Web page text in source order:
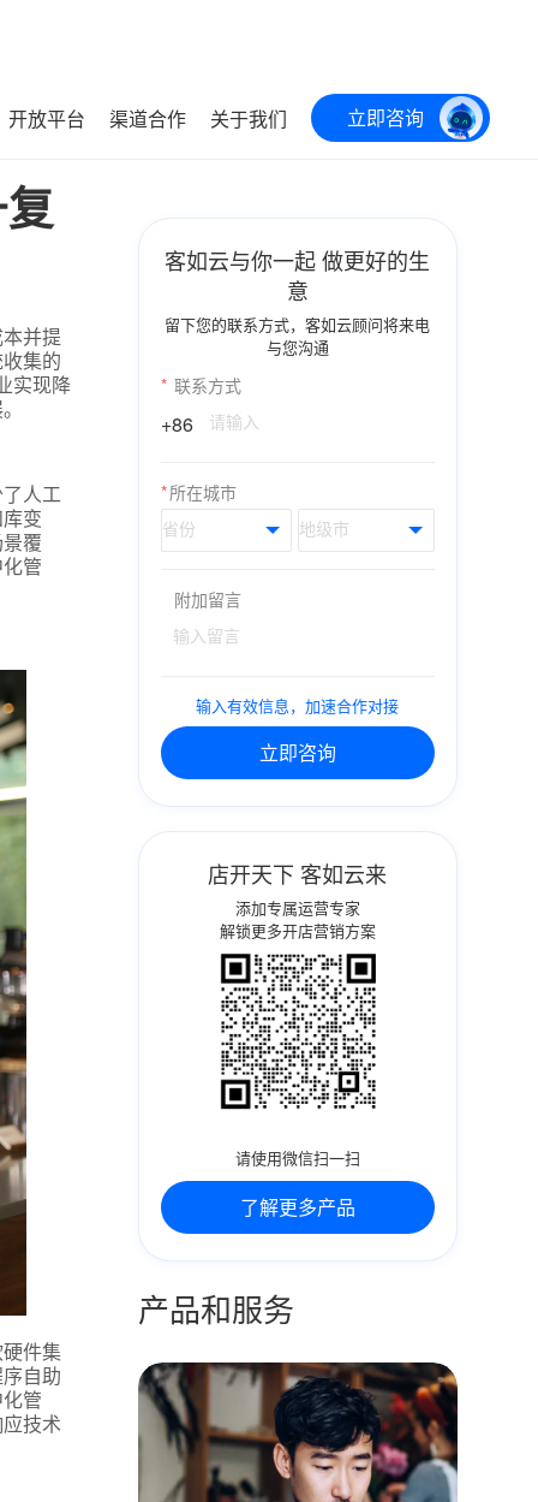
开放平台 渠道合作 关于我们 立即咨询
并提
集的
实现降
人工
变
覆
管
件集
自助
管
技术
客如云与你一起 做更好的生
意
留下您的联系方式，客如云顾问将来电
与您沟通
* 联系方式
+86
*所在城市
附加留言
输入有效信息，加速合作对接
立即咨询
店开天下 客如云来
添加专属运营专家
解锁更多开店营销方案
请使用微信扫一扫
了解更多产品
产品和服务